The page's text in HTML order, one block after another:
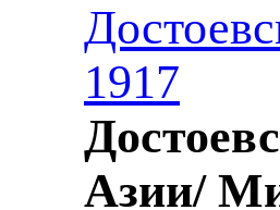
1917
Азии/